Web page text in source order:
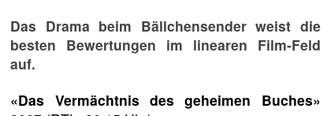
Das Drama beim Bällchensender weist die
besten Bewertungen im linearen Film-Feld
auf.
«Das Vermächtnis des geheimen Buches»